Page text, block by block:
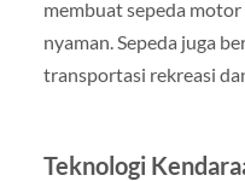
membuat sepeda motor
nyaman. Sepeda juga
transportasi rekreasi
Teknologi